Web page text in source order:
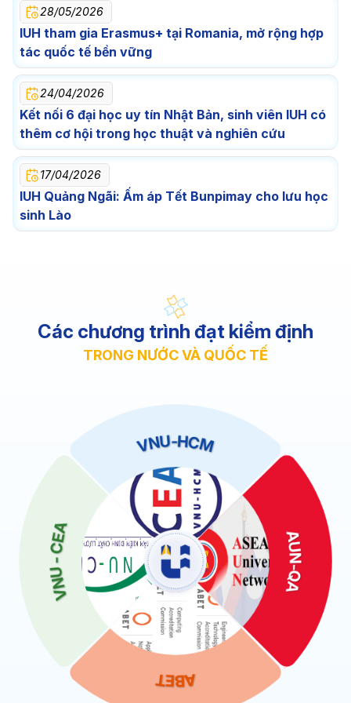
28/05/2026
IUH tham gia Erasmus+ tại Romania, mở rộng hợp
tác quốc tế bền vững
24/04/2026
Kết nối 6 đại học uy tín Nhật Bản, sinh viên IUH có
thêm cơ hội trong học thuật và nghiên cứu
17/04/2026
IUH Quảng Ngãi: Ấm áp Tết Bunpimay cho lưu học
sinh Lào
Các chương trình đạt kiểm định
TRONG NƯỚC VÀ QUỐC TẾ